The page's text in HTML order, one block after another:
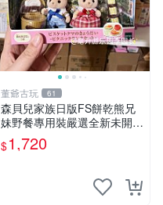
董爺古玩 61
森貝兒家族日版FS餅乾熊兄
妹野餐專用裝嚴選全新未開
封，包含兩組大童款紙盒裝，
適合收藏與分享。 餅乾熊兄
$1,720